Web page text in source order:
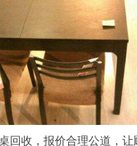
回收，报价合理公道，让